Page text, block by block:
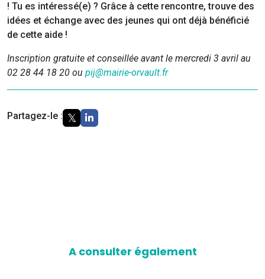
! Tu es intéressé(e) ? Grâce à cette rencontre, trouve des
idées et échange avec des jeunes qui ont déjà bénéficié
de cette aide !
Inscription gratuite et conseillée avant le mercredi 3 avril au
02 28 44 18 20 ou pij@mairie-orvault.fr
Partagez-le :
A consulter également